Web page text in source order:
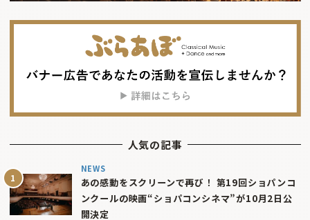
人気の記事
NEWS
あの感動をスクリーンで再び！ 第19回ショパンコ
ンクールの映画“ショパコンシネマ”が10月2日公
開決定